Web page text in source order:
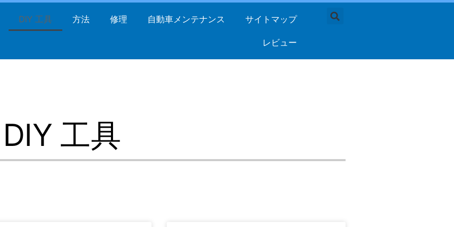
DIY 工具 方法 修理 自動車メンテナンス サイトマップ
レビュー
DIY 工具